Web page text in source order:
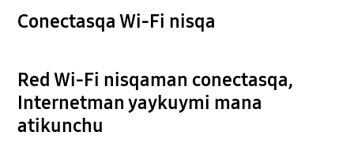
Conectasqa Wi-Fi nisqa
Red Wi-Fi nisqaman conectasqa,
Internetman yaykuymi mana
atikunchu